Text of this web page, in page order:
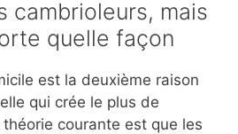
cambrioleurs, mais
quelle façon
est la deuxième raison
qui crée le plus de
courante est que les